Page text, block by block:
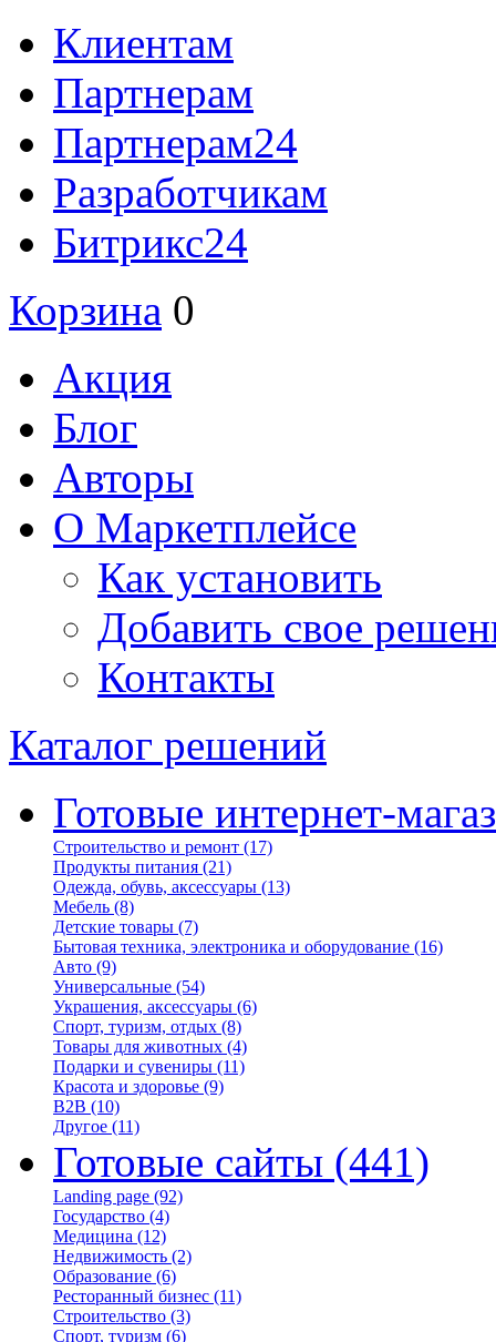
Клиентам
Партнерам
Партнерам24
Разработчикам
Битрикс24
Корзина 0
Акция
Блог
Авторы
О Маркетплейсе
Как установить
Добавить свое
Контакты
Каталог решений
Готовые интернет-
Строительство и ремонт (17)
Продукты питания (21)
Одежда, обувь, аксессуары (13)
Мебель (8)
Детские товары (7)
Бытовая техника, электроника и оборудование (16)
Авто (9)
Универсальные (54)
Украшения, аксессуары (6)
Спорт, туризм, отдых (8)
Товары для животных (4)
Подарки и сувениры (11)
Красота и здоровье (9)
B2B (10)
Другое (11)
Готовые сайты (441)
Landing page (92)
Государство (4)
Медицина (12)
Недвижимость (2)
Образование (6)
Ресторанный бизнес (11)
Строительство (3)
Спорт, туризм (6)